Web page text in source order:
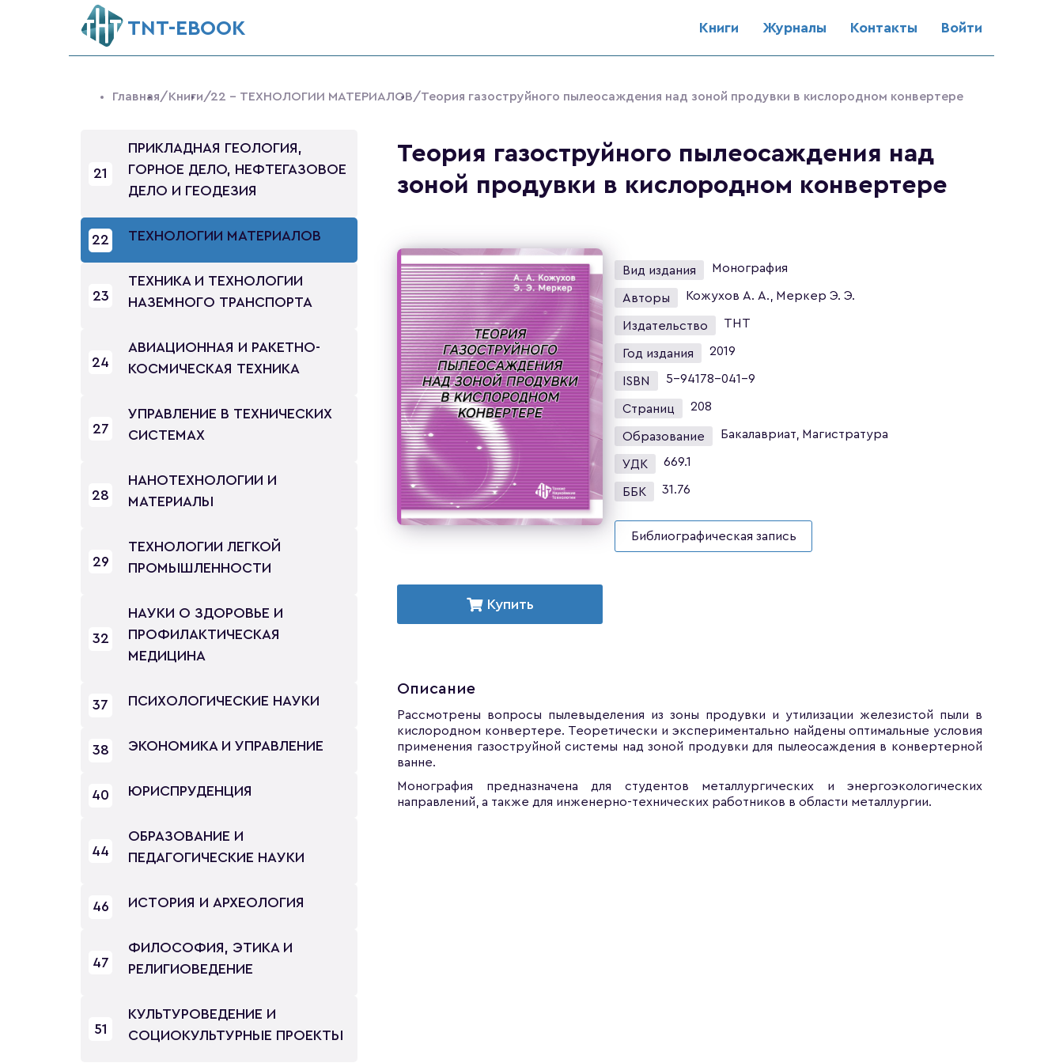
ТNT-EBOOK Книги Журналы Контакты Войти
Главная/Книги/22 - ТЕХНОЛОГИИ МАТЕРИАЛОВ/Теория газоструйного пылеосаждения над зоной продувки в кислородном конвертере
21
ПРИКЛАДНАЯ ГЕОЛОГИЯ,
ГОРНОЕ ДЕЛО, НЕФТЕГАЗОВОЕ
ДЕЛО И ГЕОДЕЗИЯ
22 ТЕХНОЛОГИИ МАТЕРИАЛОВ
23
ТЕХНИКА И ТЕХНОЛОГИИ
НАЗЕМНОГО ТРАНСПОРТА
24
АВИАЦИОННАЯ И РАКЕТНО-
КОСМИЧЕСКАЯ ТЕХНИКА
27
УПРАВЛЕНИЕ В ТЕХНИЧЕСКИХ
СИСТЕМАХ
28
НАНОТЕХНОЛОГИИ И
МАТЕРИАЛЫ
29
ТЕХНОЛОГИИ ЛЕГКОЙ
ПРОМЫШЛЕННОСТИ
32
НАУКИ О ЗДОРОВЬЕ И
ПРОФИЛАКТИЧЕСКАЯ
МЕДИЦИНА
37 ПСИХОЛОГИЧЕСКИЕ НАУКИ
38 ЭКОНОМИКА И УПРАВЛЕНИЕ
40 ЮРИСПРУДЕНЦИЯ
44
ОБРАЗОВАНИЕ И
ПЕДАГОГИЧЕСКИЕ НАУКИ
46 ИСТОРИЯ И АРХЕОЛОГИЯ
47
ФИЛОСОФИЯ, ЭТИКА И
РЕЛИГИОВЕДЕНИЕ
51
КУЛЬТУРОВЕДЕНИЕ И
СОЦИОКУЛЬТУРНЫЕ ПРОЕКТЫ
Теория газоструйного пылеосаждения над
зоной продувки в кислородном конвертере
Купить
Вид издания Монография
Авторы Кожухов А. А., Меркер Э. Э.
Издательство ТНТ
Год издания 2019
ISBN 5-94178-041-9
Страниц 208
Образование Бакалавриат, Магистратура
УДК 669.1
ББК 31.76
Библиографическая запись
Описание
Рассмотрены вопросы пылевыделения из зоны продувки и утилизации железистой пыли в
кислородном конвертере. Теоретически и экспериментально найдены оптимальные условия
применения газоструйной системы над зоной продувки для пылеосаждения в конвертерной
ванне.
Монография предназначена для студентов металлургических и энергоэкологических
направлений, а также для инженерно-технических работников в области металлургии.